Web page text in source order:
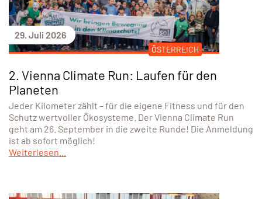
29. Juli 2026
ÖSTERREICH
2. Vienna Climate Run: Laufen für den
Planeten
Jeder Kilometer zählt – für die eigene Fitness und für den
Schutz wertvoller Ökosysteme. Der Vienna Climate Run
geht am 26. September in die zweite Runde! Die Anmeldung
ist ab sofort möglich!
Weiterlesen...